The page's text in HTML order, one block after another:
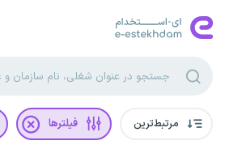
مرتبط‌ترین فیلترها